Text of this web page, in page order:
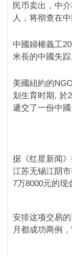
民币卖出，中
人，将彻查在
中國婦權義工
米長的中國失
美國紐約的
划生育时期, 於
遞交了一份中
据《红星新闻
江苏无锡江阴
7万8000元的现
安排这项交易
月都成功两例，